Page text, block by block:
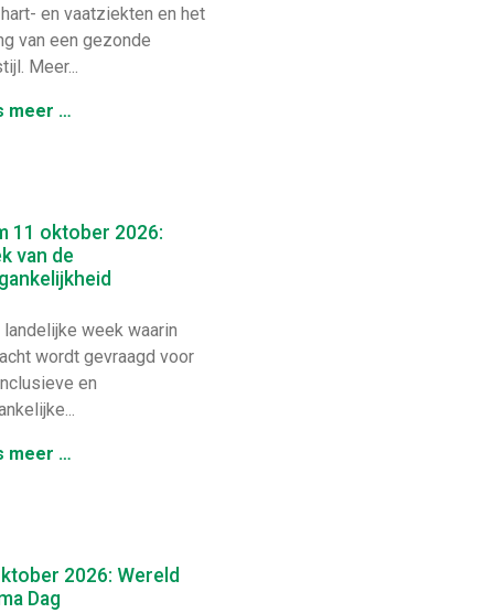
en vaatziekten en het
van een gezonde
Meer...
meer …
11 oktober 2026:
van de
week waarin
wordt gevraagd voor
en
meer …
2026: Wereld
Dag